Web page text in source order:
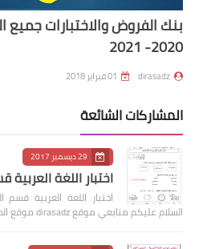
بنك الفروض والاختبارات جميع
2020- 2021
dirasadz 01 فبراير 2018
المشاركات الشائعة
29 ديسمبر 2017
اختبار اللغة
اختبار اللغة العربية
السلام عليكم متابعي موقع dirasadz موقع الدراسة و التعلي…